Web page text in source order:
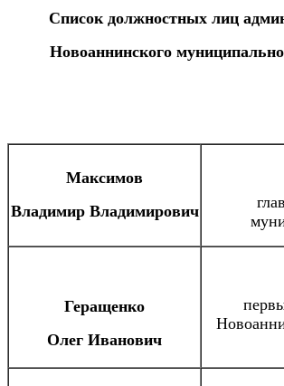
Список должностных лиц
Новоаннинского
Максимов
Владимир Владимирович
Геращенко
Олег Иванович